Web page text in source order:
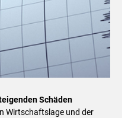
Schäden
Wirtschaftslage und der